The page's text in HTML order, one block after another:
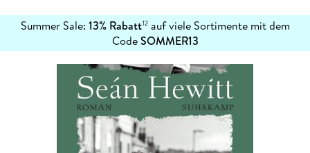
Summer Sale: 13% Rabatt12auf viele Sortimente mit dem
CodeSOMMER13
erfahren